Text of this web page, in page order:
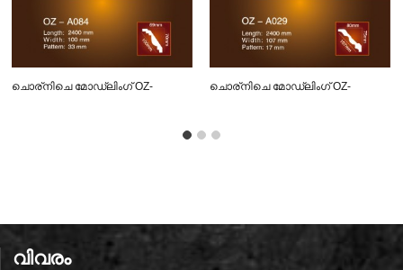
ചൊര്നിചെ മോഡ്ലിംഗ് OZ-
ചൊര്നിചെ മോഡ്ലിംഗ് OZ-
വിവരം